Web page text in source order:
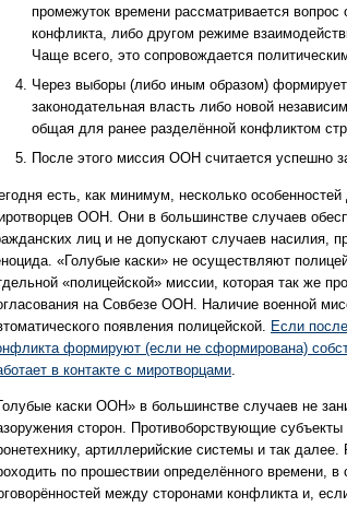
промежуток времени рассматривается вопрос
конфликта, либо другом режиме
Чаще всего, это сопровождается
Через выборы (либо иным образом)
законодательная власть либо новой
общая для ранее разделённой конфликтом
После этого миссия ООН считается успешно
есть, как минимум, несколько особенностей
ООН. Они в большинстве случаев
лиц и не допускают случаев насилия,
«Голубые каски» не осуществляют
«полицейской» миссии, которая так же
на Совбезе ООН. Наличие военной
появления полицейской. Если
формируют (если не сформирована)
в контакте с миротворцами
каски ООН» в большинстве случаев не
сторон. Противоборствующие
артиллерийские системы и так
по прошествии определённого времени,
между сторонами конфликта и,